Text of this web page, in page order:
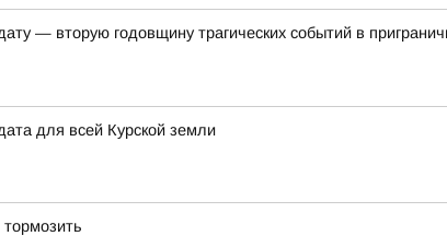
— вторую годовщину трагических событий в
для всей Курской земли